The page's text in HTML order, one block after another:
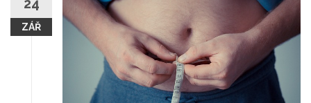
obsah24
ZÁŘ